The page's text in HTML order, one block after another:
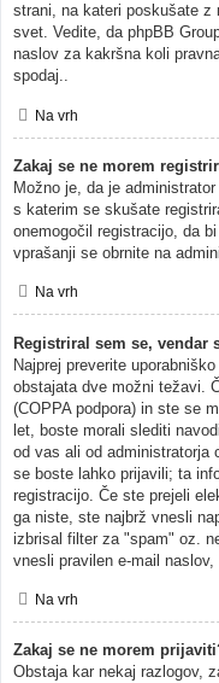
strani, na kateri poskušate z
svet. Vedite, da phpBB
naslov za kakršna koli
spodaj..
Na vrh
Zakaj se ne morem
Možno je, da je
s katerim se skušate
onemogočil registracijo, da
vprašanji se obrnite na
Na vrh
Registriral sem se, vendar
Najprej preverite
obstajata dve možni težavi.
(COPPA podpora) in ste se
let, boste morali slediti
od vas ali od administratorja
se boste lahko prijavili; ta
registracijo. Če ste prejeli
ga niste, ste najbrž vnesli
izbrisal filter za "spam" oz.
vnesli pravilen e-mail
Na vrh
Zakaj se ne morem
Obstaja kar nekaj razlogov,